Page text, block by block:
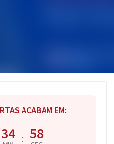
ACABAM EM:
34 : 58